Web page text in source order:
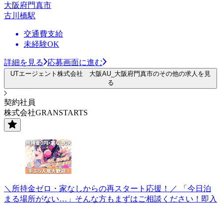
大阪府門真市
古川橋駅
交通費支給
未経験OK
詳細を見る 応募画面に進む
UTエージェント株式会社 大阪AU_大阪府門真市のその他の求人を見
る
契約社員
株式会社GRANSTARTS
＼所持金ゼロ・家なしからの再スタート応援！／ 「今日泊
まる場所がない…」そんな方もまずはご相談ください！即入